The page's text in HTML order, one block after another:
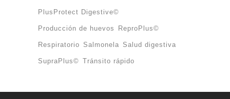
PlusProtect Digestive©
Producción de huevos ReproPlus©
Respiratorio Salmonela Salud digestiva
SupraPlus© Tránsito rápido